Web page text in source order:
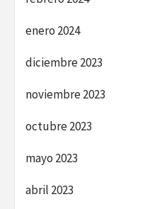
enero 2024
diciembre 2023
noviembre 2023
octubre 2023
mayo 2023
abril 2023